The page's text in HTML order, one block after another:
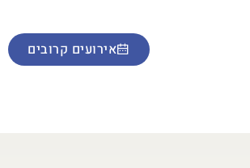
אירועים קרובים